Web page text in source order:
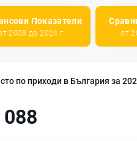
Показатели
2008 до 2024 г. от
по приходи в България за
088